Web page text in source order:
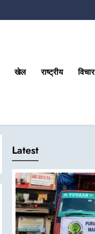
खेल राष्ट्रीय विचार
Latest